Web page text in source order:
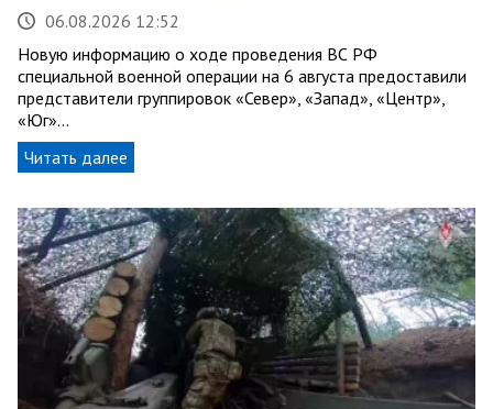
06.08.2026 12:52
Новую информацию о ходе проведения ВС РФ
специальной военной операции на 6 августа предоставили
представители группировок «Север», «Запад», «Центр»,
«Юг»…
Читать далее